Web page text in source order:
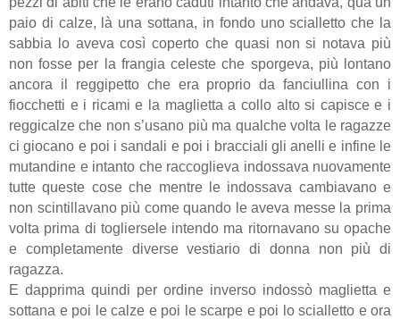
paio di calze, là una sottana, in fondo uno scialletto che la
sabbia lo aveva così coperto che quasi non si notava più
non fosse per la frangia celeste che sporgeva, più lontano
ancora il reggipetto che era proprio da fanciullina con i
fiocchetti e i ricami e la maglietta a collo alto si capisce e i
reggicalze che non s’usano più ma qualche volta le ragazze
ci giocano e poi i sandali e poi i bracciali gli anelli e infine le
mutandine e intanto che raccoglieva indossava nuovamente
tutte queste cose che mentre le indossava cambiavano e
non scintillavano più come quando le aveva messe la prima
volta prima di togliersele intendo ma ritornavano su opache
e completamente diverse vestiario di donna non più di
ragazza.
E dapprima quindi per ordine inverso indossò maglietta e
sottana e poi le calze e poi le scarpe e poi lo scialletto e ora